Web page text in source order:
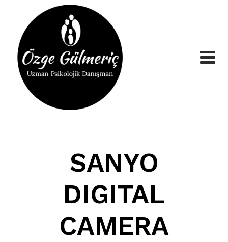
content
SANYO
DIGITAL
CAMERA